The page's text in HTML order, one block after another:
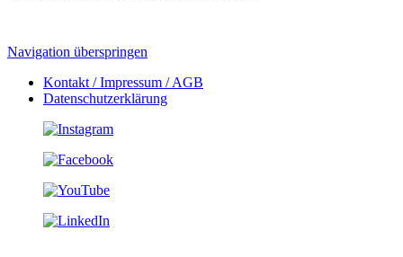
Navigation überspringen
Kontakt / Impressum / AGB
Datenschutzerklärung